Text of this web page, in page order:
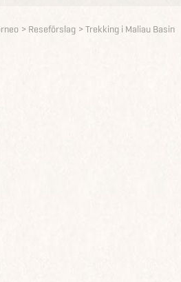
Reseförslag Trekking i Maliau Basin